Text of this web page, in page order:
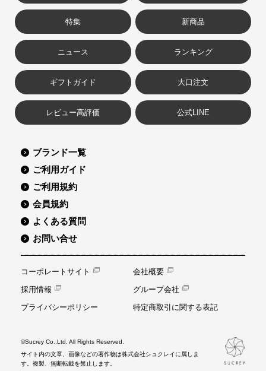
特集 新商品
ニュース ランキング
ギフトガイド 大口注文
レビュー高評価 公式LINE
ブランド一覧
ご利用ガイド
ご利用規約
会員規約
よくある質問
お問い合せ
コーポレートサイト
会社概要
採用情報
グループ会社
プライバシーポリシー
特定商取引に関する表記
©Sucrey Co.,Ltd. All Rights Reserved.
サイト内の文章、画像などの著作物は株式会社シュクレイに属しま
す。複製、無断転載を禁止します。